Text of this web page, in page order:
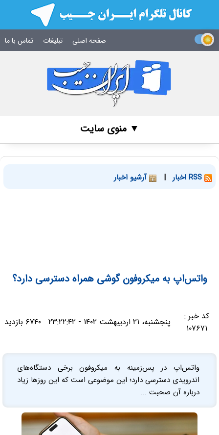
صفحه اصلی تبلیغات تماس با ما
▼ منوی سایت
| آرشیو اخبار
واتس‌اپ به میکروفون گوشی همراه دسترسی دارد؟
کد خبر :
۱۰۷۶۷۱
پنجشنبه، ۲۱ اردیبهشت ۱۴۰۲ - ۲۳:۲۲:۴۲ ۶۷۴۰ بازدید
واتس‌اپ در پس‌زمینه به میکروفون‌ برخی دستگاه‌های
اندرویدی دسترسی دارد؛ این موضوعی است که این روزها زیاد
درباره آن صحبت ...